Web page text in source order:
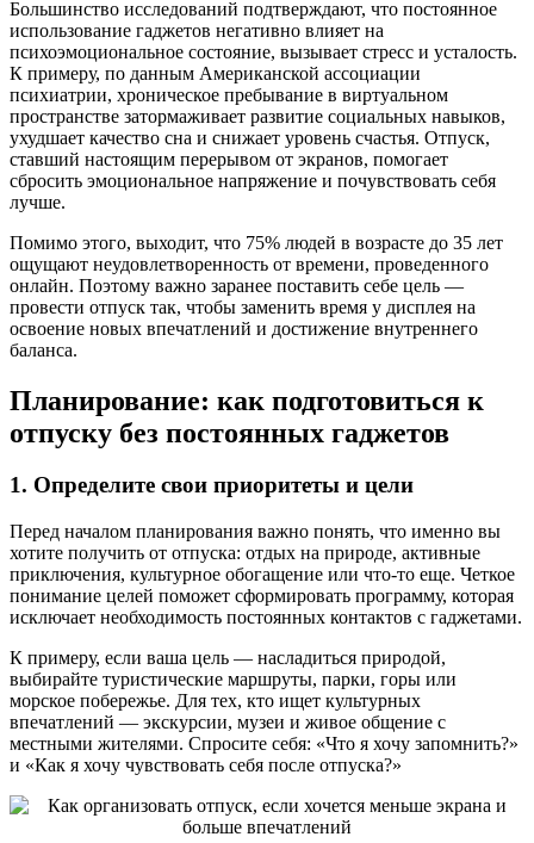
Большинство исследований подтверждают, что постоянное
использование гаджетов негативно влияет на
психоэмоциональное состояние, вызывает стресс и усталость.
К примеру, по данным Американской ассоциации
психиатрии, хроническое пребывание в виртуальном
пространстве затормаживает развитие социальных навыков,
ухудшает качество сна и снижает уровень счастья. Отпуск,
ставший настоящим перерывом от экранов, помогает
сбросить эмоциональное напряжение и почувствовать себя
лучше.
Помимо этого, выходит, что 75% людей в возрасте до 35 лет
ощущают неудовлетворенность от времени, проведенного
онлайн. Поэтому важно заранее поставить себе цель —
провести отпуск так, чтобы заменить время у дисплея на
освоение новых впечатлений и достижение внутреннего
баланса.
Планирование: как подготовиться к
отпуску без постоянных гаджетов
1. Определите свои приоритеты и цели
Перед началом планирования важно понять, что именно вы
хотите получить от отпуска: отдых на природе, активные
приключения, культурное обогащение или что-то еще. Четкое
понимание целей поможет сформировать программу, которая
исключает необходимость постоянных контактов с гаджетами.
К примеру, если ваша цель — насладиться природой,
выбирайте туристические маршруты, парки, горы или
морское побережье. Для тех, кто ищет культурных
впечатлений — экскурсии, музеи и живое общение с
местными жителями. Спросите себя: «Что я хочу запомнить?»
и «Как я хочу чувствовать себя после отпуска?»